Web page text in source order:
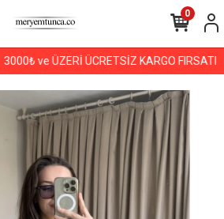
3000₺ ve ÜZERİ ÜCRETSİZ KARGO FIRSATI
0